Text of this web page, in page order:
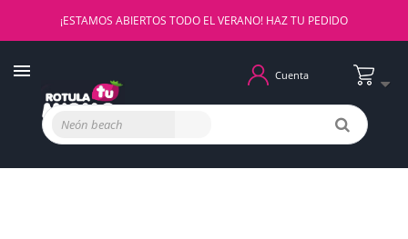
¡ESTAMOS ABIERTOS TODO EL VERANO! HAZ TU PEDIDO
Cuenta